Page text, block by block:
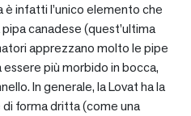
è infatti l’unico elemento che
canadese (quest’ultima
apprezzano molto le pipe
più morbido in bocca,
In generale, la Lovat ha la
forma dritta (come una